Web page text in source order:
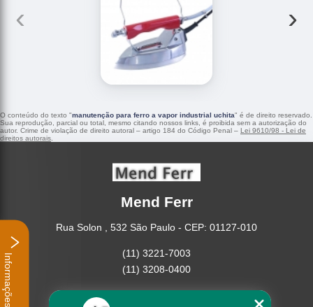
‹ ›
O conteúdo do texto "manutenção para ferro a vapor industrial uchita" é de direito reservado.
Sua reprodução, parcial ou total, mesmo citando nossos links, é proibida sem a autorização do
autor. Crime de violação de direito autoral – artigo 184 do Código Penal – Lei 9610/98 - Lei de
direitos autorais
Mend Ferr
Rua Solon , 532 São Paulo - CEP: 01127-010
(11) 3221-7003
(11) 3208-0400
Informações